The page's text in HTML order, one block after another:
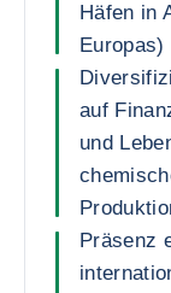
Häfen in
Europas)
auf
und
Präsenz